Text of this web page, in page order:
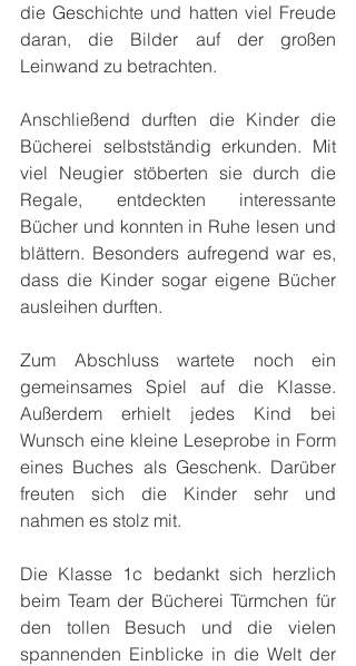
die Geschichte und hatten viel Freude
daran, die Bilder auf der großen
Leinwand zu betrachten.
Anschließend durften die Kinder die
Bücherei selbstständig erkunden. Mit
viel Neugier stöberten sie durch die
Regale, entdeckten interessante
Bücher und konnten in Ruhe lesen und
blättern. Besonders aufregend war es,
dass die Kinder sogar eigene Bücher
ausleihen durften.
Zum Abschluss wartete noch ein
gemeinsames Spiel auf die Klasse.
Außerdem erhielt jedes Kind bei
Wunsch eine kleine Leseprobe in Form
eines Buches als Geschenk. Darüber
freuten sich die Kinder sehr und
nahmen es stolz mit.
Die Klasse 1c bedankt sich herzlich
beim Team der Bücherei Türmchen für
den tollen Besuch und die vielen
spannenden Einblicke in die Welt der